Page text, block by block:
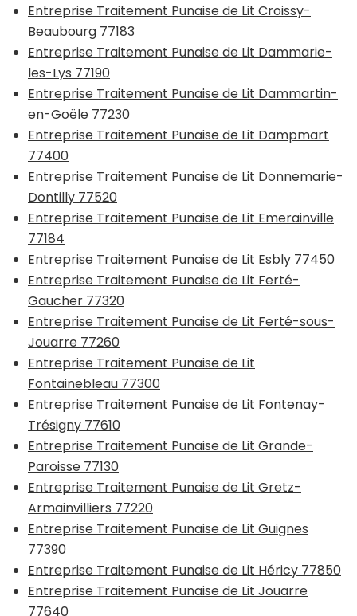
Entreprise Traitement Punaise de Lit Croissy-
Beaubourg 77183
Entreprise Traitement Punaise de Lit Dammarie-
les-Lys 77190
Entreprise Traitement Punaise de Lit Dammartin-
en-Goële 77230
Entreprise Traitement Punaise de Lit Dampmart
77400
Entreprise Traitement Punaise de Lit Donnemarie-
Dontilly 77520
Entreprise Traitement Punaise de Lit Emerainville
77184
Entreprise Traitement Punaise de Lit Esbly 77450
Entreprise Traitement Punaise de Lit Ferté-
Gaucher 77320
Entreprise Traitement Punaise de Lit Ferté-sous-
Jouarre 77260
Entreprise Traitement Punaise de Lit
Fontainebleau 77300
Entreprise Traitement Punaise de Lit Fontenay-
Trésigny 77610
Entreprise Traitement Punaise de Lit Grande-
Paroisse 77130
Entreprise Traitement Punaise de Lit Gretz-
Armainvilliers 77220
Entreprise Traitement Punaise de Lit Guignes
77390
Entreprise Traitement Punaise de Lit Héricy 77850
Entreprise Traitement Punaise de Lit Jouarre
77640